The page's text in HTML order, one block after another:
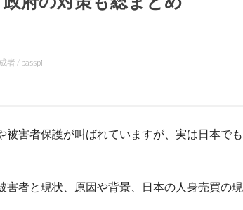
者 / passpi
被害者保護が叫ばれていますが、実は日本で
者と現状、原因や背景、日本の人身売買の現